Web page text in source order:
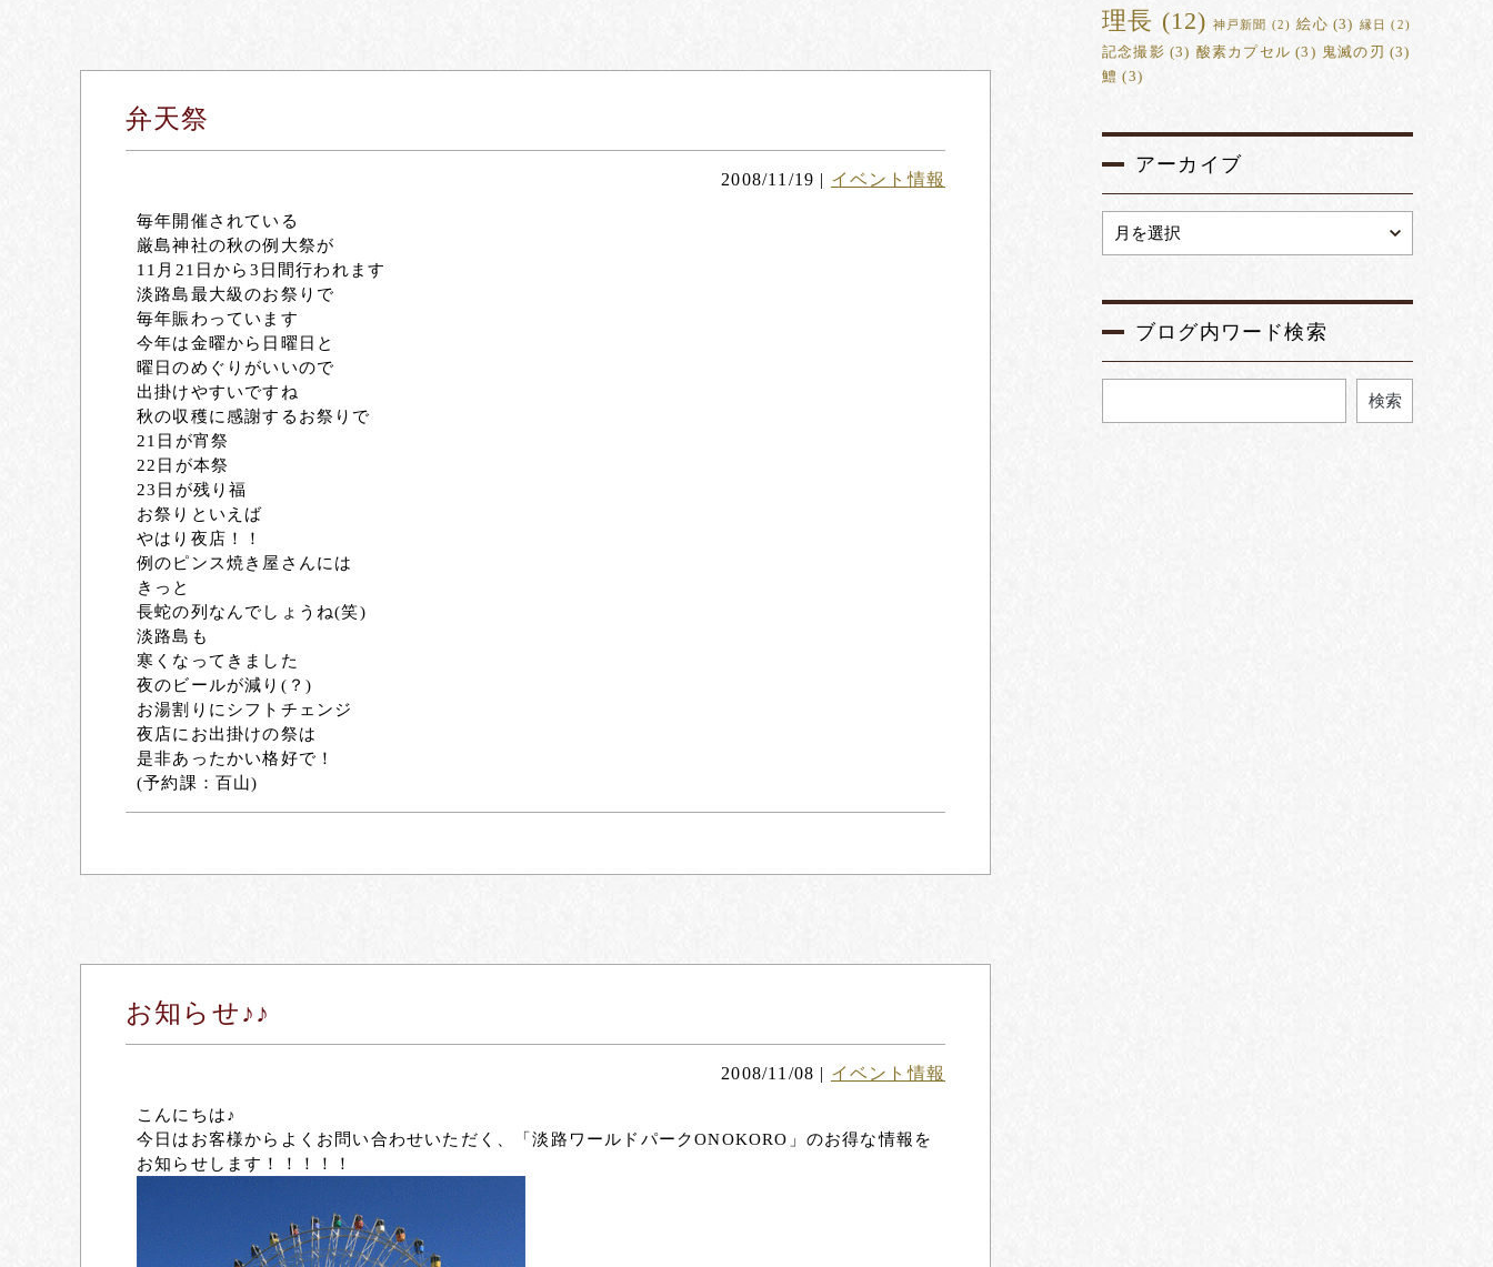
弁天祭
2008/11/19 | イベント情報
毎年開催されている
厳島神社の秋の例大祭が
11月21日から3日間行われます
淡路島最大級のお祭りで
毎年賑わっています
今年は金曜から日曜日と
曜日のめぐりがいいので
出掛けやすいですね
秋の収穫に感謝するお祭りで
21日が宵祭
22日が本祭
23日が残り福
お祭りといえば
やはり夜店！！
例のピンス焼き屋さんには
きっと
長蛇の列なんでしょうね(笑)
淡路島も
寒くなってきました
夜のビールが減り(？)
お湯割りにシフトチェンジ
夜店にお出掛けの祭は
是非あったかい格好で！
(予約課：百山)
お知らせ♪♪
2008/11/08 | イベント情報
こんにちは♪
今日はお客様からよくお問い合わせいただく、「淡路ワールドパークONOKORO」のお得な情報を
お知らせします！！！！！
理長 (12) 神戸新聞 (2) 絵心 (3) 縁日 (2)
記念撮影 (3) 酸素カプセル (3) 鬼滅の刃
(3)
鱧 (3)
アーカイブ
ブログ内ワード検索
検索